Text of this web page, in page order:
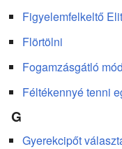
Figyelemfelkeltő
Flörtölni
Fogamzásgátló
Féltékennyé tenni
G
Gyerekcipőt